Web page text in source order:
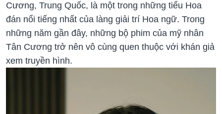
Cương, Trung Quốc, là một trong những tiểu Hoa
đán nổi tiếng nhất của làng giải trí Hoa ngữ. Trong
những năm gần đây, những bộ phim của mỹ nhân
Tân Cương trở nên vô cùng quen thuộc với khán giả
xem truyền hình.